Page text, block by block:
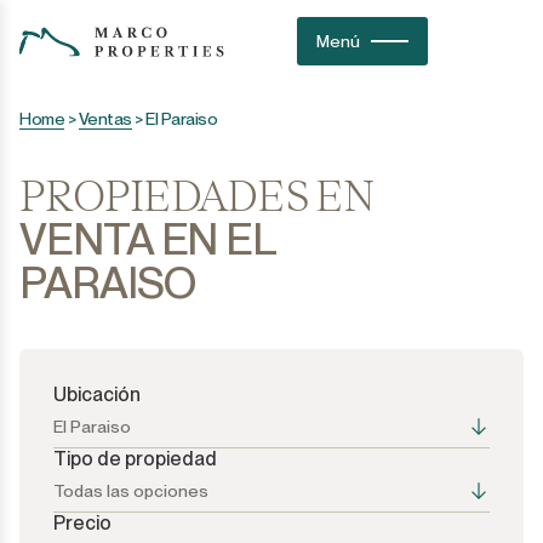
Menú
Home >Ventas >El Paraiso
PROPIEDADES EN
VENTA EN EL
PARAISO
Ubicación
El Paraiso
Todas las opciones
Tipo de propiedad
Todas las opciones
Todas las opciones
Precio